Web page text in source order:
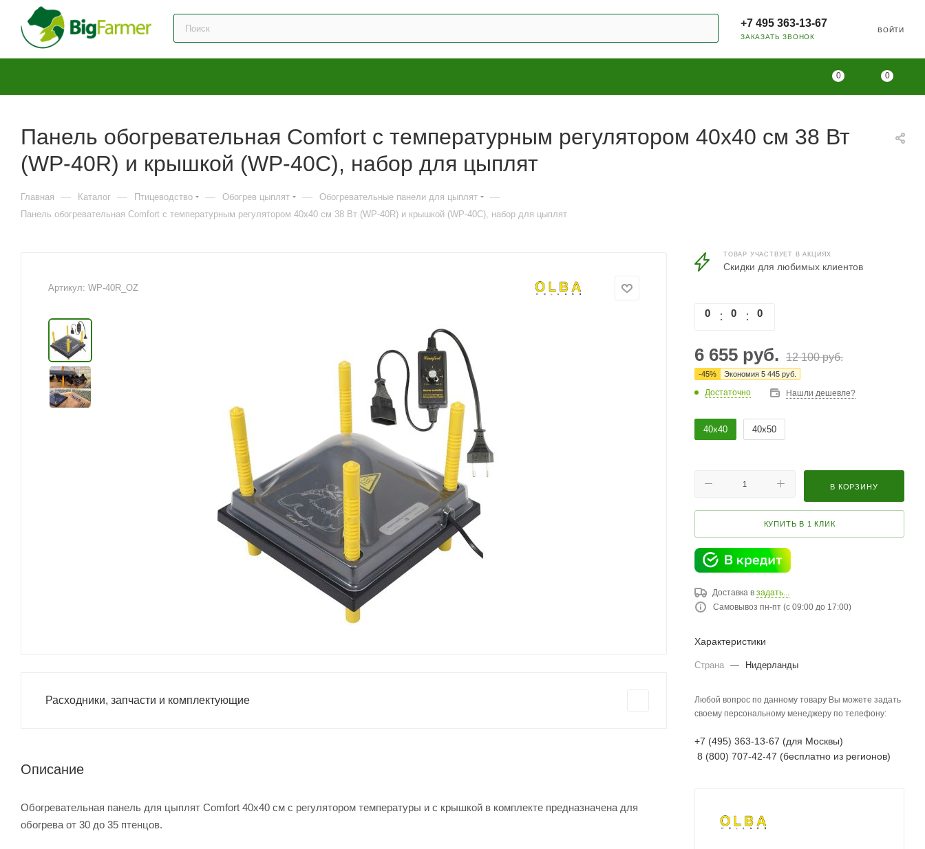
+7 495 363-13-67
ЗАКАЗАТЬ ЗВОНОК
ВОЙТИ
0 0
Панель обогревательная Comfort с температурным регулятором 40х40 см 38 Вт
(WP-40R) и крышкой (WP-40C), набор для цыплят
Главная — Каталог — Птицеводство — Обогрев цыплят — Обогревательные панели для цыплят —
Панель обогревательная Comfort с температурным регулятором 40х40 см 38 Вт (WP-40R) и крышкой (WP-40C), набор для цыплят
Артикул: WP-40R_OZ
Расходники, запчасти и комплектующие
Описание
Обогревательная панель для цыплят Comfort 40х40 см с регулятором температуры и с крышкой в комплекте предназначена для
обогрева от 30 до 35 птенцов.
ТОВАР УЧАСТВУЕТ В АКЦИЯХ
Скидки для любимых клиентов
0 0 0
6 655 руб. 12 100руб.
-45% Экономия 5 445 руб.
Достаточно Нашли дешевле?
40х40 40х50
В КОРЗИНУ
КУПИТЬ В 1 КЛИК
Доставка в задать...
Самовывоз пн-пт (с 09:00 до 17:00)
Характеристики
Страна — Нидерланды
Любой вопрос по данному товару Вы можете задать
своему персональному менеджеру по телефону:
+7 (495) 363-13-67 (для Москвы)
8 (800) 707-42-47 (бесплатно из регионов)